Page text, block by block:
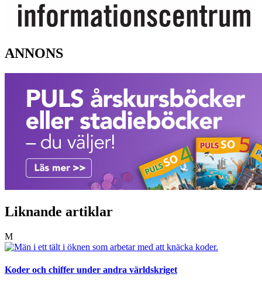
ANNONS
Liknande artiklar
M
Koder och chiffer under andra världskriget